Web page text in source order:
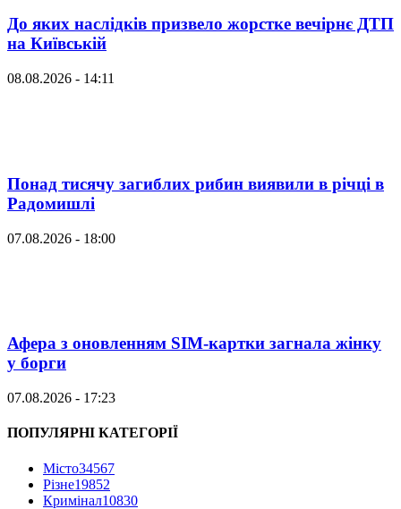
До яких наслідків призвело жорстке вечірнє ДТП
на Київській
08.08.2026 - 14:11
Понад тисячу загиблих рибин виявили в річці в
Радомишлі
07.08.2026 - 18:00
Афера з оновленням SIM-картки загнала жінку
у борги
07.08.2026 - 17:23
ПОПУЛЯРНІ КАТЕГОРІЇ
Місто34567
Різне19852
Кримінал10830